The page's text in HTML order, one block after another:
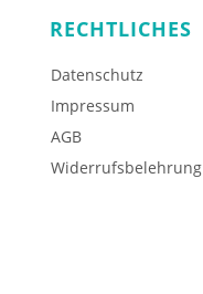
RECHTLICHES
Datenschutz
Impressum
AGB
Widerrufsbelehrung